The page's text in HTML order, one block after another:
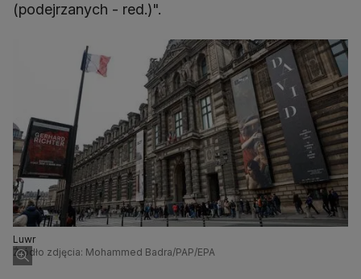
(podejrzanych - red.)".
Luwr
Źródło zdjęcia: Mohammed Badra/PAP/EPA